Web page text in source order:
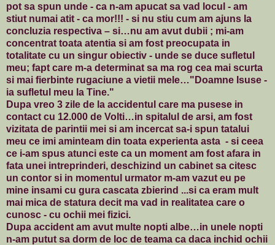
pot sa spun unde - ca n-am apucat sa vad locul - am
stiut numai atit - ca mor!!! - si nu stiu cum am ajuns la
concluzia respectiva – si…nu am avut dubii ; mi-am
concentrat toata atentia si am fost preocupata in
totalitate cu un singur obiectiv - unde se duce sufletul
meu; fapt care m-a determinat sa ma rog cea mai scurta
si mai fierbinte rugaciune a vietii mele…"Doamne Isuse -
ia sufletul meu la Tine."
Dupa vreo 3 zile de la accidentul care ma pusese in
contact cu 12.000 de Volti…in spitalul de arsi, am fost
vizitata de parintii mei si am incercat sa-i spun tatalui
meu ce imi aminteam din toata experienta asta - si ceea
ce i-am spus atunci este ca un moment am fost afara in
fata unei intreprinderi, deschizind un cabinet sa citesc
un contor si in momentul urmator m-am vazut eu pe
mine insami cu gura cascata zbierind ...si ca eram mult
mai mica de statura decit ma vad in realitatea care o
cunosc - cu ochii mei fizici.
Dupa accident am avut multe nopti albe…in unele nopti
n-am putut sa dorm de loc de teama ca daca inchid ochii